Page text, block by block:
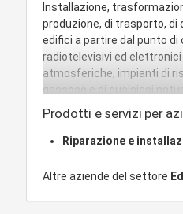
Installazione,
produzione, di trasporto, di
edifici a partire dal punto
radiotelevisivi ed
atmosferiche; impianti di
gassoso e di qualsiasi
trattamento di uso, di
consegna dell'acqua
allo stato liquido o
ascensori, di
Prodotti e servizi per
Riparazione e
Altre aziende del settore